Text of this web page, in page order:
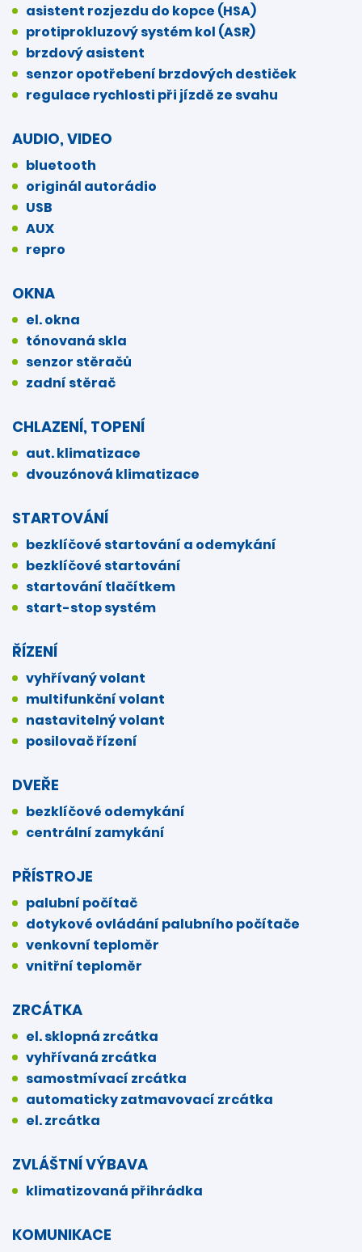
asistent rozjezdu do kopce (HSA)
protiprokluzový systém kol (ASR)
brzdový asistent
senzor opotřebení brzdových destiček
regulace rychlosti při jízdě ze svahu
AUDIO, VIDEO
bluetooth
originál autorádio
USB
AUX
repro
OKNA
el. okna
tónovaná skla
senzor stěračů
zadní stěrač
CHLAZENÍ, TOPENÍ
aut. klimatizace
dvouzónová klimatizace
STARTOVÁNÍ
bezklíčové startování a odemykání
bezklíčové startování
startování tlačítkem
start-stop systém
ŘÍZENÍ
vyhřívaný volant
multifunkční volant
nastavitelný volant
posilovač řízení
DVEŘE
bezklíčové odemykání
centrální zamykání
PŘÍSTROJE
palubní počítač
dotykové ovládání palubního počítače
venkovní teploměr
vnitřní teploměr
ZRCÁTKA
el. sklopná zrcátka
vyhřívaná zrcátka
samostmívací zrcátka
automaticky zatmavovací zrcátka
el. zrcátka
ZVLÁŠTNÍ VÝBAVA
klimatizovaná přihrádka
KOMUNIKACE